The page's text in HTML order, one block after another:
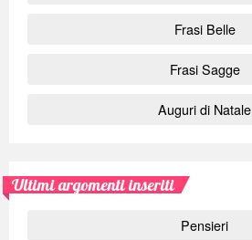
Frasi Belle
Frasi Sagge
Auguri di Natale
Ultimi argomenti inseriti
Pensieri